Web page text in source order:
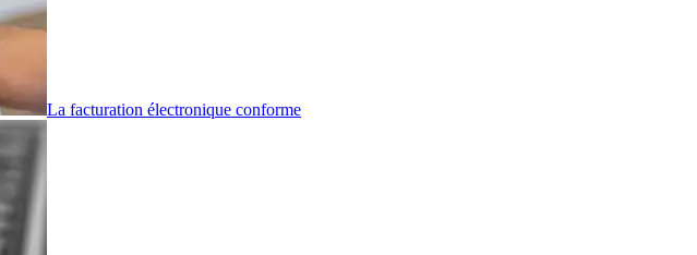
La facturation électronique conforme